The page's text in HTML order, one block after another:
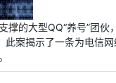
的大型QQ“养号”团伙
案揭示了一条为电信